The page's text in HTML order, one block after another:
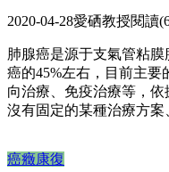
2020-04-28愛硒教授閱讀
肺腺癌是源于支氣管粘
癌的45%左右，目前主
向治療、免疫治療等，依
沒有固定的某種治療方案
癌癥康復